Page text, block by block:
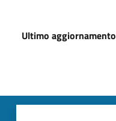
Ultimo aggiornamento